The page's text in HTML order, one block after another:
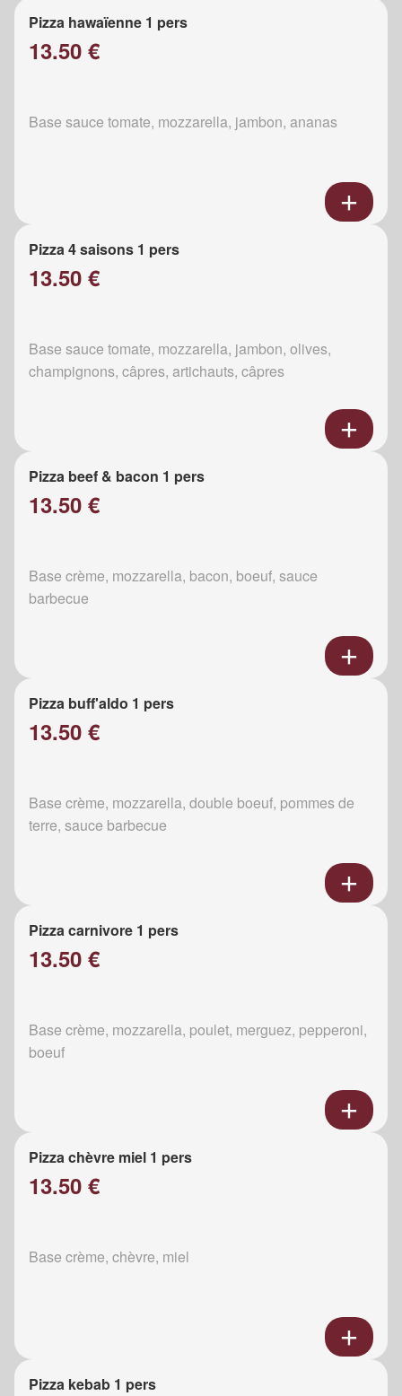
Pizza hawaïenne 1 pers
13.50 €
Base sauce tomate, mozzarella, jambon, ananas
Pizza 4 saisons 1 pers
13.50 €
Base sauce tomate, mozzarella, jambon, olives,
champignons, câpres, artichauts, câpres
Pizza beef & bacon 1 pers
13.50 €
Base crème, mozzarella, bacon, boeuf, sauce
barbecue
Pizza buff'aldo 1 pers
13.50 €
Base crème, mozzarella, double boeuf, pommes de
terre, sauce barbecue
Pizza carnivore 1 pers
13.50 €
Base crème, mozzarella, poulet, merguez, pepperoni,
boeuf
Pizza chèvre miel 1 pers
13.50 €
Base crème, chèvre, miel
Pizza kebab 1 pers